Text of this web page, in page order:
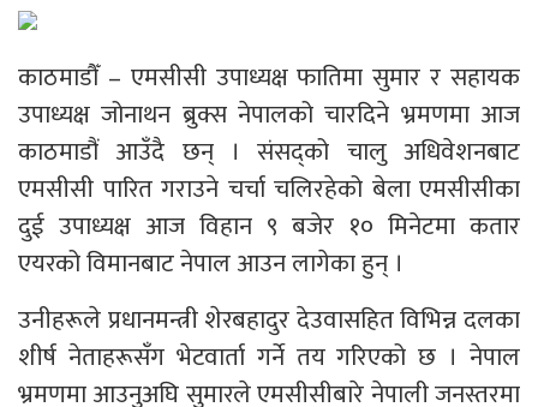
काठमाडौँ – एमसीसी उपाध्यक्ष फातिमा सुमार र सहायक
उपाध्यक्ष जोनाथन ब्रुक्स नेपालको चारदिने भ्रमणमा आज
काठमाडौं आउँदै छन् । संसद्को चालु अधिवेशनबाट
एमसीसी पारित गराउने चर्चा चलिरहेको बेला एमसीसीका
दुई उपाध्यक्ष आज विहान ९ बजेर १० मिनेटमा कतार
एयरको विमानबाट नेपाल आउन लागेका हुन् ।
उनीहरूले प्रधानमन्त्री शेरबहादुर देउवासहित विभिन्न दलका
शीर्ष नेताहरूसँग भेटवार्ता गर्ने तय गरिएको छ । नेपाल
भ्रमणमा आउनुअघि सुमारले एमसीसीबारे नेपाली जनस्तरमा